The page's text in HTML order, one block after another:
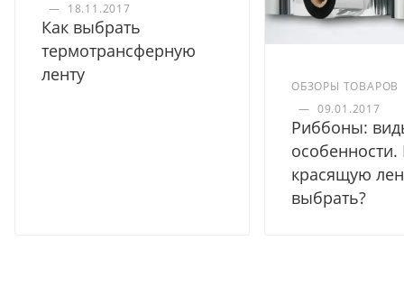
— 18.11.2017
Как выбрать
термотрансферную
ленту
ОБЗОРЫ ТОВАРОВ
— 09.01.2017
Риббоны:
красящую
выбрать?